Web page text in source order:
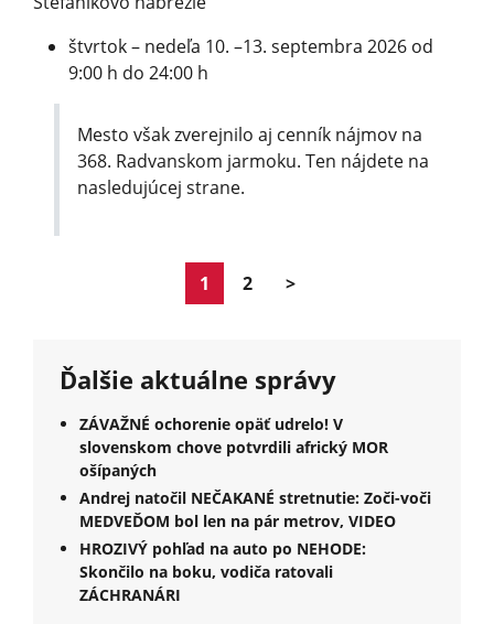
štvrtok – nedeľa 10. –13. septembra 2026 od
9:00 h do 24:00 h
Mesto však zverejnilo aj cenník nájmov na
368. Radvanskom jarmoku. Ten nájdete na
nasledujúcej strane.
1 2 >
Ďalšie aktuálne správy
ZÁVAŽNÉ ochorenie opäť udrelo! V
slovenskom chove potvrdili africký MOR
ošípaných
Andrej natočil NEČAKANÉ stretnutie: Zoči-voči
MEDVEĎOM bol len na pár metrov, VIDEO
HROZIVÝ pohľad na auto po NEHODE:
Skončilo na boku, vodiča ratovali
ZÁCHRANÁRI